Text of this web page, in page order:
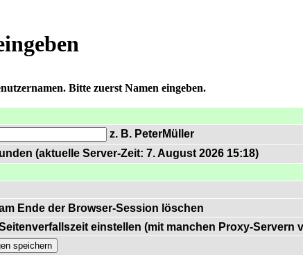
Bitte zuerst Namen eingeben.
z. B. PeterMüller
(aktuelle Server-Zeit: 7. August 2026 15:18)
Ende der Browser-Session löschen
einstellen (mit manchen Proxy-Servern